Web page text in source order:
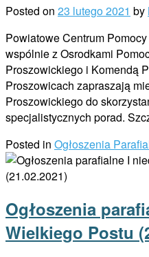
Posted on 23 lutego 2021 by
Powiatowe Centrum
wspólnie z Osrodkami
Proszowickiego i Komendą
Proszowicach zapraszają
Proszowickiego do
specjalistycznych porad.
Posted in Ogłoszenia
Ogłoszenia
Wielkiego Postu